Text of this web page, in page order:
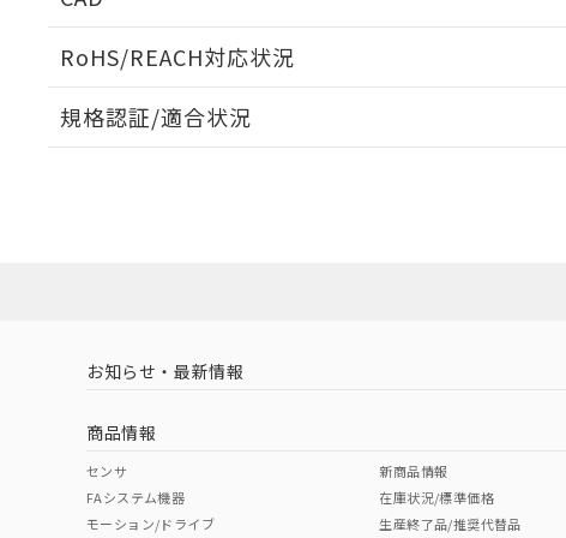
RoHS/REACH対応状況
EU RoHS 注意事項・凡例
中国 RoHS 注意事項・凡例
中国 RoHS表
Pb Hg Cr(VI)
規格認証/適合状況
（イギリス
（ノルウェー
お知らせ・最新情報
商品情報
センサ
FAシステム機器
モーション/ドライブ
新商品情報
在庫状況/標準価格
生産終了品/推奨代替品